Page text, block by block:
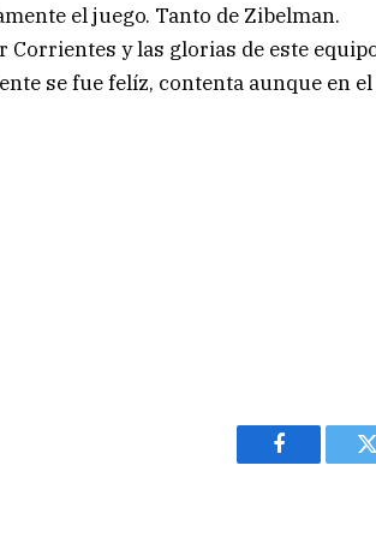
el juego. Tanto de Zibelman.
Corrientes y las glorias de este
se fue felíz, contenta aunque en
Facebook